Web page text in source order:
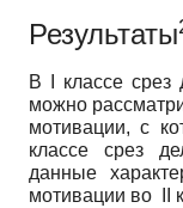
Результаты
В I классе срез
можно
мотивации, с
классе срез
данные
мотивации во II